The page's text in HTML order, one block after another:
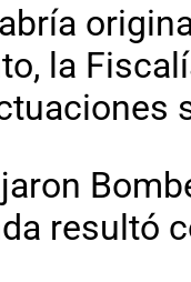
la
resultó